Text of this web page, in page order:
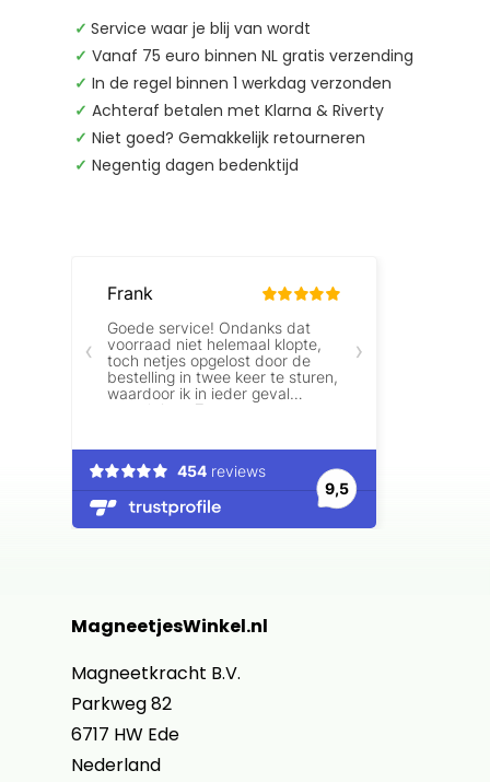
✓ Service waar je blij van wordt
✓ Vanaf 75 euro binnen NL gratis verzending
✓ In de regel binnen 1 werkdag verzonden
✓ Achteraf betalen met Klarna & Riverty
✓ Niet goed? Gemakkelijk retourneren
✓ Negentig dagen bedenktijd
MagneetjesWinkel.nl
Magneetkracht B.V.
Parkweg 82
6717 HW Ede
Nederland